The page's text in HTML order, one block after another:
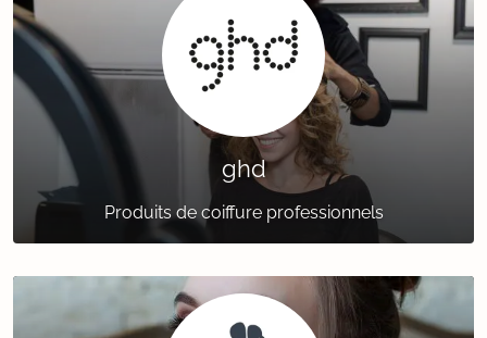
ghd
Produits de coiffure professionnels